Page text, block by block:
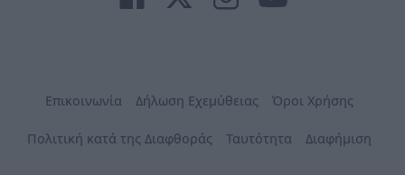
Επικοινωνία Δήλωση Εχεμύθειας Όροι Χρήσης
Πολιτική κατά της Διαφθοράς Ταυτότητα Διαφήμιση